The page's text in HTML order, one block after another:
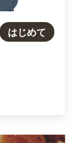
はじめて